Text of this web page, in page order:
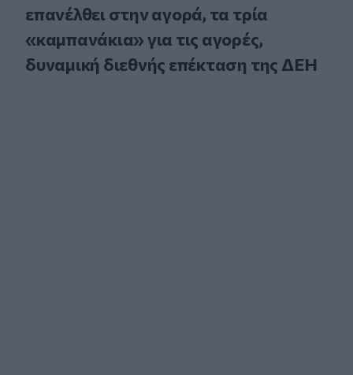
επανέλθει στην αγορά, τα τρία
«καμπανάκια» για τις αγορές,
δυναμική διεθνής επέκταση της ΔΕΗ